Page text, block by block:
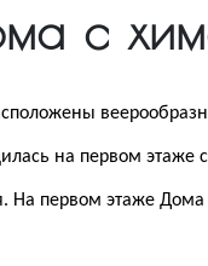
с
на первом этаже
первом этаже